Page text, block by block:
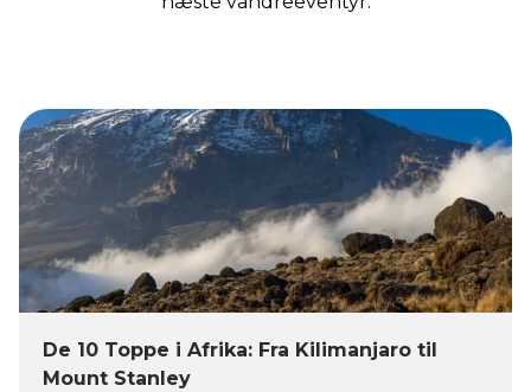
De 10 Toppe i Afrika: Fra Kilimanjaro til
Mount Stanley